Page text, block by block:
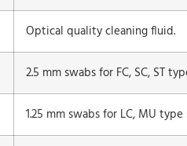
Optical quality cleaning fluid.
2.5 mm swabs for FC, SC, ST
1.25 mm swabs for LC, MU